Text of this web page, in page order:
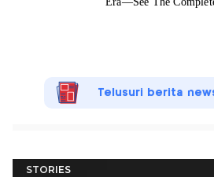
Telusuri berita